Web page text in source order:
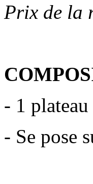
Prix de la
- 1
- Se pose